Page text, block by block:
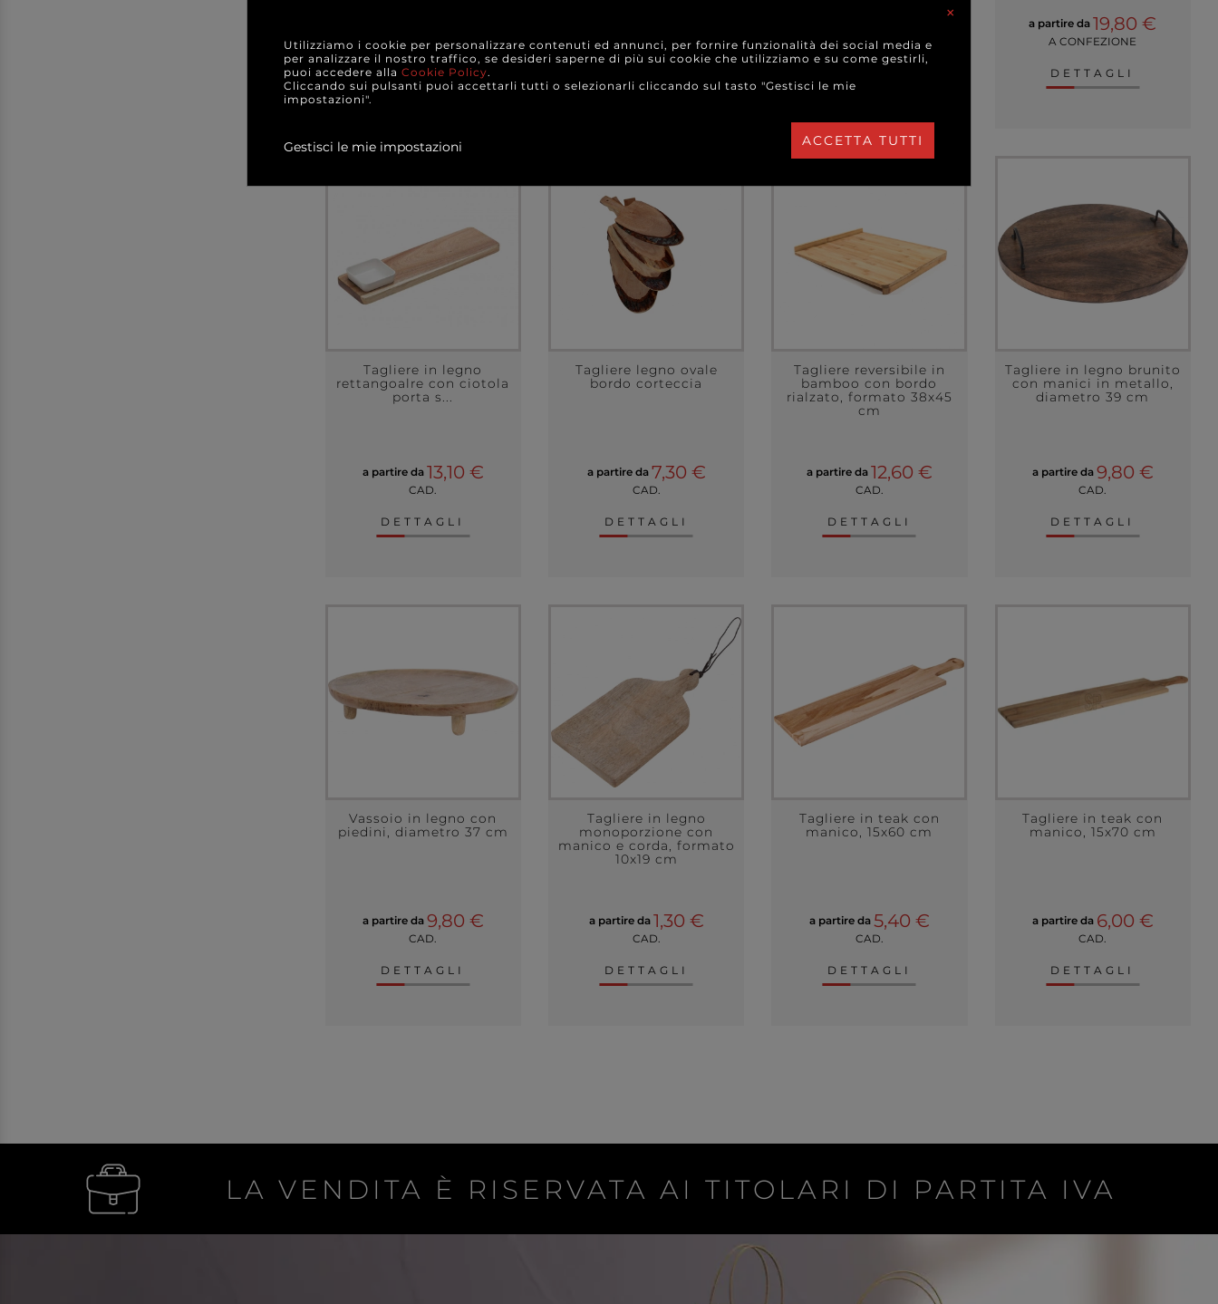
A CONFEZIONE
DETTAGLI
CAD. A CONFEZIONE
a partire da 19,80 €
A CONFEZIONE
DETTAGLI
Tagliere in legno
rettangoalre con ciotola
porta s...
a partire da 13,10 €
CAD.
DETTAGLI
Tagliere legno ovale
bordo corteccia
a partire da 7,30 €
CAD.
DETTAGLI
Tagliere reversibile in
bamboo con bordo
rialzato, formato 38x45
cm
a partire da 12,60 €
CAD.
DETTAGLI
Tagliere in legno brunito
con manici in metallo,
diametro 39 cm
a partire da 9,80 €
CAD.
DETTAGLI
Vassoio in legno con
piedini, diametro 37 cm
a partire da 9,80 €
CAD.
DETTAGLI
Tagliere in legno
monoporzione con
manico e corda, formato
10x19 cm
a partire da 1,30 €
CAD.
DETTAGLI
Tagliere in teak con
manico, 15x60 cm
a partire da 5,40 €
CAD.
DETTAGLI
Tagliere in teak con
manico, 15x70 cm
a partire da 6,00 €
CAD.
DETTAGLI
LA VENDITA È RISERVATA AI TITOLARI DI PARTITA IVA
×
Utilizziamo i cookie per personalizzare contenuti ed annunci, per fornire funzionalità dei social media e
per analizzare il nostro traffico, se desideri saperne di più sui cookie che utilizziamo e su come gestirli,
puoi accedere alla Cookie Policy.
Cliccando sui pulsanti puoi accettarli tutti o selezionarli cliccando sul tasto "Gestisci le mie
impostazioni".
Gestisci le mie impostazioni ACCETTA TUTTI